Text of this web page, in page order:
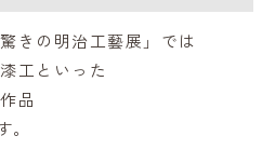
きの明治工藝展」では
工といった
品
。